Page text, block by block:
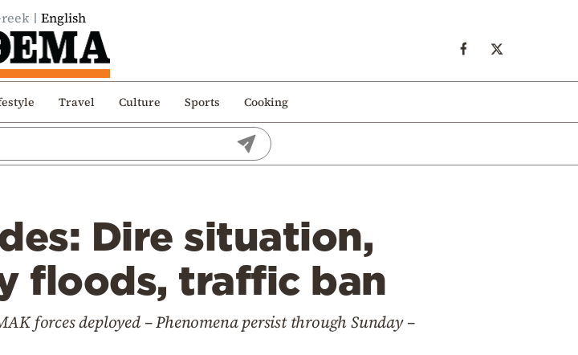
English
Travel Culture Sports Cooking
Dire situation,
floods, traffic ban
forces deployed – Phenomena persist through Sunday –